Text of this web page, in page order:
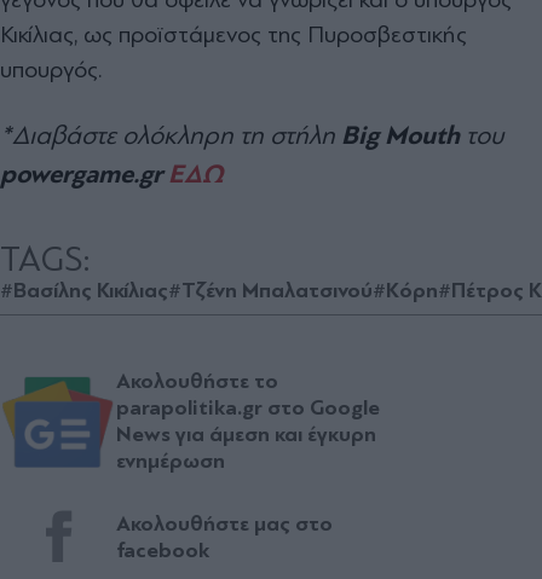
Κικίλιας, ως προϊστάμενος της Πυροσβεστικής
υπουργός.
*Διαβάστε ολόκληρη τη στήλη Big Mouthτου
powergame.gr ΕΔΩ
TAGS:
#Βασίλης Κικίλιας#Τζένη Μπαλατσινού#Κόρη#Πέτρος
Ακολουθήστε το
parapolitika.gr στο Google
News για άμεση και έγκυρη
ενημέρωση
Ακολουθήστε μας στο
facebook